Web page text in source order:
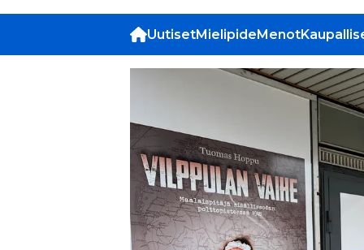
UutisetMielipideMenot